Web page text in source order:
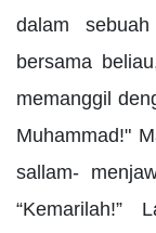
dalam
bersama
memanggil
Muhammad!"
sallam-